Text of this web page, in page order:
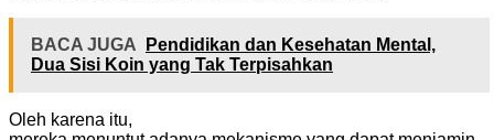
BACA JUGA
Pendidikan dan Kesehatan Mental,
Dua Sisi Koin yang Tak Terpisahkan
Oleh karena itu,